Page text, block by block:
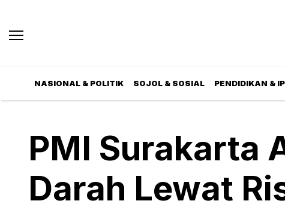
NASIONAL & POLITIK SOJOL & SOSIAL PENDIDIKAN &
PMI Surakarta
Darah Lewat